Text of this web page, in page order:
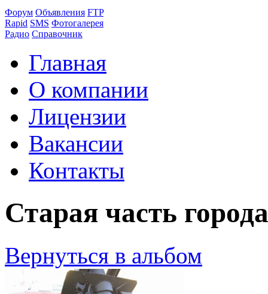
Форум Объявления FTP
Rapid SMS Фотогалерея
Радио Справочник
Главная
О компании
Лицензии
Вакансии
Контакты
Старая часть
Вернуться в альбом